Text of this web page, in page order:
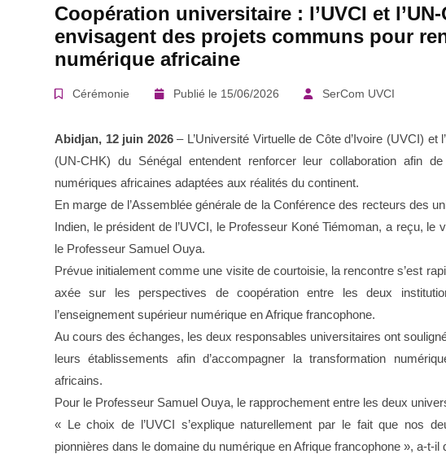
Coopération universitaire : l’UVCI et
envisagent des projets communs pour
numérique africaine
Cérémonie Publié le 15/06/2026 SerCom UVCI
Abidjan, 12 juin 2026– L’Université Virtuelle de Côte d’Ivoire (UVCI)
(UN-CHK) du Sénégal entendent renforcer leur collaboration afin
numériques africaines adaptées aux réalités du continent.
En marge de l’Assemblée générale de la Conférence des recteurs des
Indien, le président de l’UVCI, le Professeur Koné Tiémoman, a reçu, le
le Professeur Samuel Ouya.
Prévue initialement comme une visite de courtoisie, la rencontre s’est
axée sur les perspectives de coopération entre les deux
l’enseignement supérieur numérique en Afrique francophone.
Au cours des échanges, les deux responsables universitaires ont
leurs établissements afin d’accompagner la transformation
africains.
Pour le Professeur Samuel Ouya, le rapprochement entre les deux
« Le choix de l’UVCI s’explique naturellement par le fait que nos
pionnières dans le domaine du numérique en Afrique francophone », a-t-il